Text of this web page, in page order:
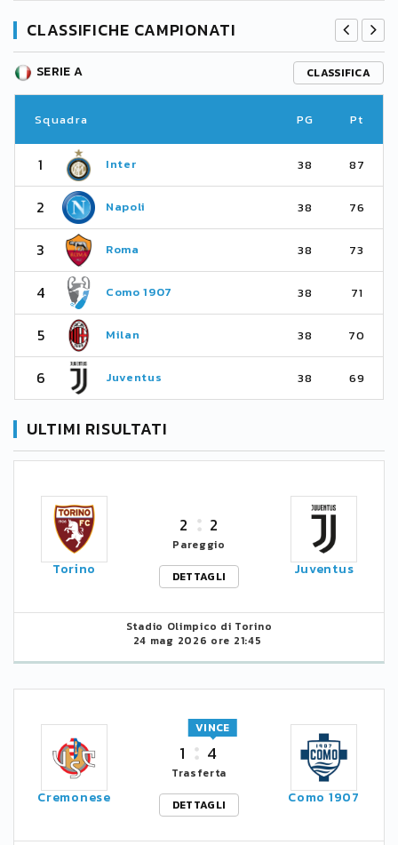
CLASSIFICHE CAMPIONATI
SERIE A CLASSIFICA
Squadra PG Pt
1 Inter 38 87
2 Napoli 38 76
3 Roma 38 73
4 Como 1907 38 71
5 Milan 38 70
6 Juventus 38 69
ULTIMI RISULTATI
Torino
2 2
Pareggio
DETTAGLI
Juventus
Stadio Olimpico di Torino
24 mag 2026 ore 21:45
Cremonese
1 4
VINCE
Trasferta
DETTAGLI
Como 1907